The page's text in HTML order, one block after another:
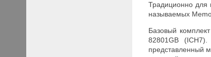
Традиционно для
называемых
Базовый
82801GB (ICH7).
представленный